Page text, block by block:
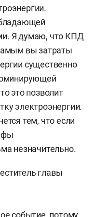
Я думаю, что КПД
вы затраты
существенно
это позволит
электроэнергии.
тем, что если
незначительно.
главы
событие, потому